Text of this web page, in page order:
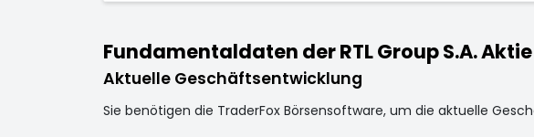
Fundamentaldaten der RTL Group S.A. Aktie
Aktuelle Geschäftsentwicklung
Sie benötigen die TraderFox Börsensoftware, um die aktuelle